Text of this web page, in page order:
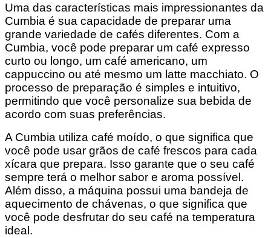
Uma das características mais impressionantes da
Cumbia é sua capacidade de preparar uma
grande variedade de cafés diferentes. Com a
Cumbia, você pode preparar um café expresso
curto ou longo, um café americano, um
cappuccino ou até mesmo um latte macchiato. O
processo de preparação é simples e intuitivo,
permitindo que você personalize sua bebida de
acordo com suas preferências.
A Cumbia utiliza café moído, o que significa que
você pode usar grãos de café frescos para cada
xícara que prepara. Isso garante que o seu café
sempre terá o melhor sabor e aroma possível.
Além disso, a máquina possui uma bandeja de
aquecimento de chávenas, o que significa que
você pode desfrutar do seu café na temperatura
ideal.